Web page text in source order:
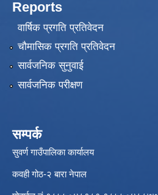
Reports
वार्षिक प्रगति प्रतिवेदन
चौमासिक प्रगति प्रतिवेदन
सार्वजनिक सुनुवाई
सार्वजनिक परीक्षण
सम्पर्क
सुवर्ण गाउँपालिका कार्यालय
कवही गोठ-२ बारा नेपाल